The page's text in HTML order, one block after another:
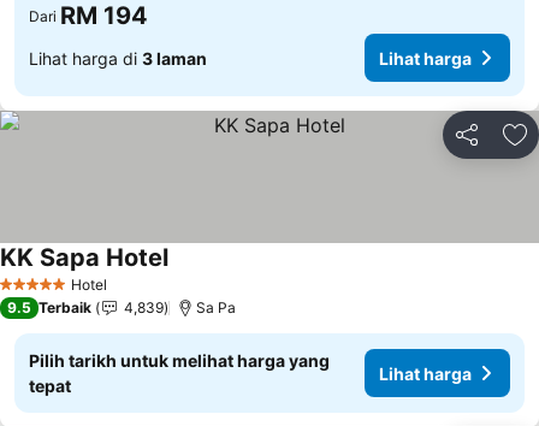
Dari RM 194
Lihat harga di 3 laman Lihat harga
Kongsi
5 Bintang Hotel
KK Sapa Hotel
9.5 Terbaik 4,839 Sa Pa
Pilih tarikh untuk melihat harga yang
tepat
Lihat harga